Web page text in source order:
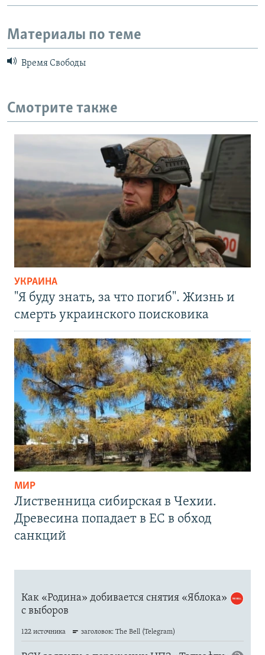
Материалы по теме
Время Свободы
Смотрите также
УКРАИНА
"Я буду знать, за что погиб". Жизнь и
смерть украинского поисковика
МИР
Лиственница сибирская в Чехии.
Древесина попадает в ЕС в обход
санкций